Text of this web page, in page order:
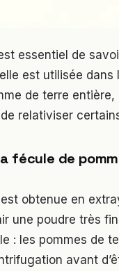
essentiel de
est utilisée dans
de terre
relativiser
fécule de
obtenue en
une poudre très
: les pommes de
avant